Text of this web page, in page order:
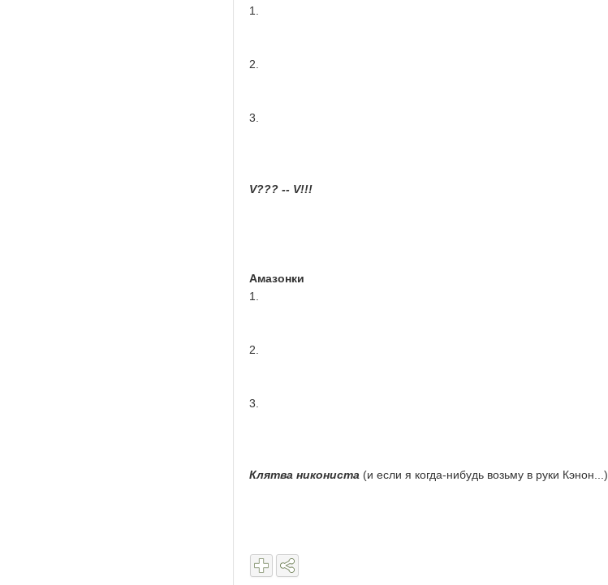
1.
2.
3.
V??? -- V!!!
Амазонки
1.
2.
3.
Клятва никониста (и если я когда-нибудь возьму в руки Кэнон...)